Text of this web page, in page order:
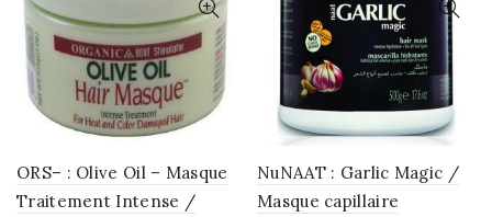
ORS– : Olive Oil – Masque
Traitement Intense /
NuNAAT : Garlic Magic /
Masque capillaire